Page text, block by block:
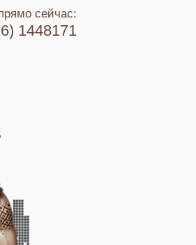
сейчас:
1448171